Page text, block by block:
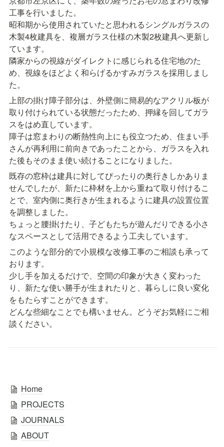
工事を行いました。
昭和期から使用されていたと思われるシングルガラスの
木製4枚建具を、複層ガラス仕様の木製2枚建具へ更新し
ています。
隣家からの視線がダイレクトに感じられる住宅地のた
め、視線をほどよく和らげるかすみガラスを採用しまし
た。
上部の掛け障子部分は、外壁側に簡易的なアクリル板が
取り付けられている状態だったため、押縁を回してガラ
スをはめ直しています。
障子は窓まわりの断熱性向上にも役立つため、住まい手
さんが再利用に前向きであったことから、ガラスを入れ
た後もそのまま使い続けることになりました。
既存の窓枠は建具に対してぴったりの奥行きしかありま
せんでしたが、新たに枠材を上から重ねて取り付けるこ
とで、室内側に奥行きが生まれるように建具の設置位置
を調整しました。
ちょっと腰掛けたり、子どもたちが遊んだりできる小さ
なスペースとして活用できるよう工夫しています。
このような部分的で小規模な改修工事のご相談も承って
おります。
少し手を加えるだけで、空間の印象が大きく変わった
り、新たな使い勝手が生まれたりと、暮らしに良い変化
をもたらすことができます。
どんな些細なことでも構いません。どうぞお気軽にご相
談ください。
Home
PROJECTS
JOURNALS
ABOUT